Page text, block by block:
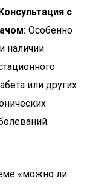
с
Особенно
наличии
или других
«можно ли